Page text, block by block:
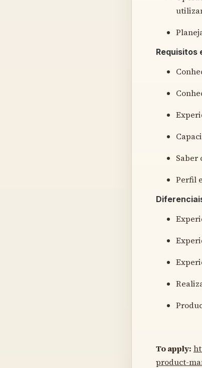
Requisitos
Saber
Perfil
To apply:
product-